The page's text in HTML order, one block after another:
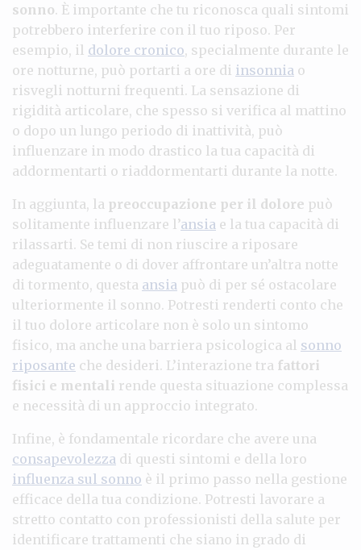
sonno. È importante che tu riconosca quali sintomi
potrebbero interferire con il tuo riposo. Per
esempio, il dolore cronico, specialmente durante le
ore notturne, può portarti a ore di insonnia o
risvegli notturni frequenti. La sensazione di
rigidità articolare, che spesso si verifica al mattino
o dopo un lungo periodo di inattività, può
influenzare in modo drastico la tua capacità di
addormentarti o riaddormentarti durante la notte.
In aggiunta, la preoccupazione per il dolore può
solitamente influenzare l’ansia e la tua capacità di
rilassarti. Se temi di non riuscire a riposare
adeguatamente o di dover affrontare un’altra notte
di tormento, questa ansia può di per sé ostacolare
ulteriormente il sonno. Potresti renderti conto che
il tuo dolore articolare non è solo un sintomo
fisico, ma anche una barriera psicologica al sonno
riposante che desideri. L’interazione tra fattori
fisici e mentali rende questa situazione complessa
e necessità di un approccio integrato.
Infine, è fondamentale ricordare che avere una
consapevolezza di questi sintomi e della loro
influenza sul sonno è il primo passo nella gestione
efficace della tua condizione. Potresti lavorare a
stretto contatto con professionisti della salute per
identificare trattamenti che siano in grado di